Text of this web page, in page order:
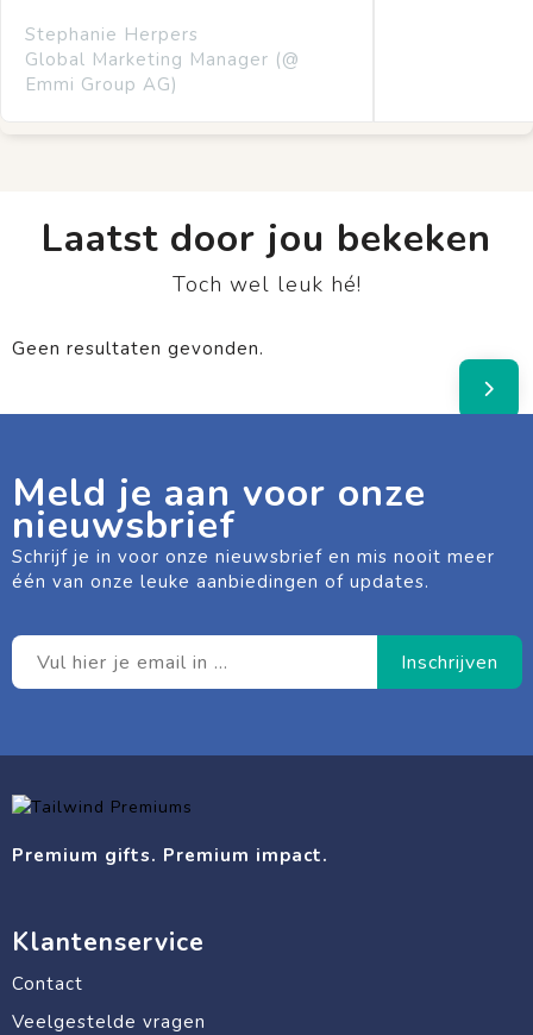
Stephanie Herpers
Global Marketing Manager (@
Emmi Group AG)
Laatst door jou bekeken
Toch wel leuk hé!
Geen resultaten gevonden.
Meld je aan voor onze
nieuwsbrief
Schrijf je in voor onze nieuwsbrief en mis nooit meer
één van onze leuke aanbiedingen of updates.
Premium gifts. Premium impact.
Klantenservice
Contact
Veelgestelde vragen